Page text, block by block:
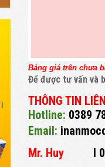
Bảng giá trên chưa
Để được tư vấn và
THÔNG TIN
Hotline: 0389
Email:
Mr. Huy
I